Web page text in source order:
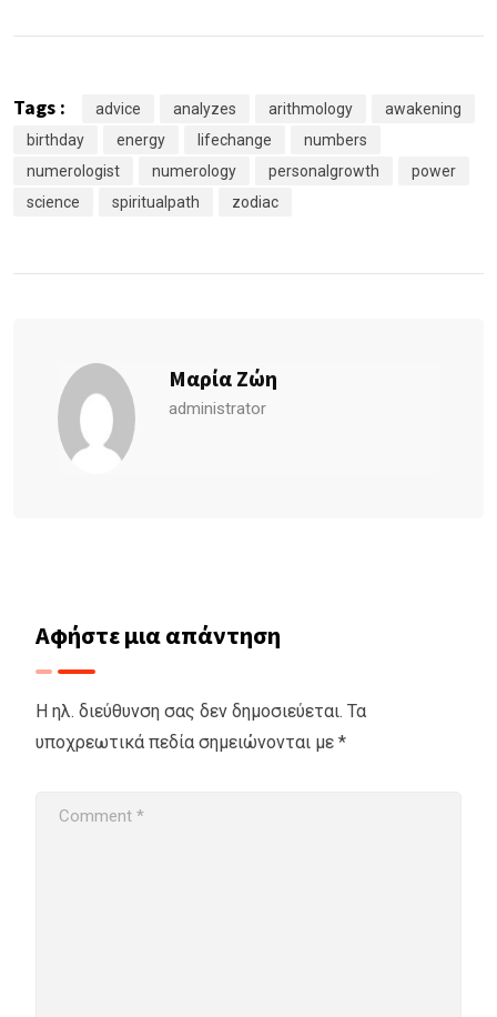
Tags : advice analyzes arithmology
awakening
birthday
energy lifechange
numbers
numerologist
numerology personalgrowth
power
science
spiritualpath zodiac
Μαρία Ζώη
administrator
Αφήστε μια απάντηση
Η ηλ. διεύθυνση σας δεν δημοσιεύεται. Τα
υποχρεωτικά πεδία σημειώνονται με *